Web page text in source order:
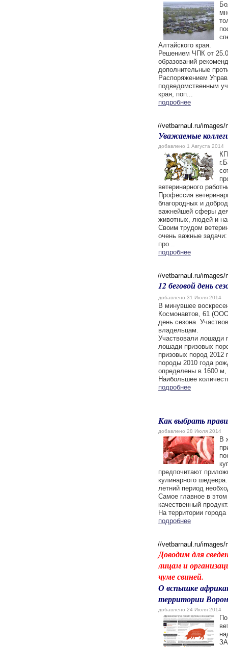
Алтайского края.
Решением ЧПК от
образований
дополнительные
Распоряжением
подведомственным
края, поп...
подробнее
//vetbarnaul.ru/images/
Уважаемые
добавлено 1 Августа 2014
ветеринарного
Профессия
благородных и
важнейшей сферы
животных, людей и
Своим трудом
очень важные
про...
подробнее
//vetbarnaul.ru/images/
12 беговой день
добавлено 31 Июля 2014
В минувшее
Космонавтов, 61
день сезона.
владельцам.
Участвовали лошади
лошади призовых
призовых пород 2012
породы 2010 года
определены в 1600
Наибольшее
подробнее
Как выбрать
добавлено 28 Июля 2014
В
предпочитают
кулинарного
летний период
Самое главное в
качественный
На территории
подробнее
//vetbarnaul.ru/images/
Доводим для
лицам и
чуме свиней.
О вспышке
территории
добавлено 24 Июля 2014